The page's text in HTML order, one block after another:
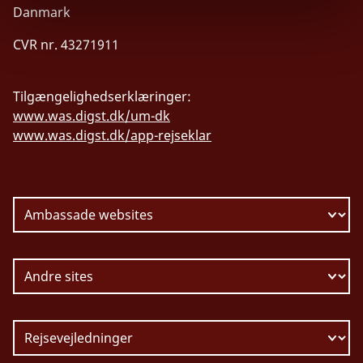
Danmark
CVR nr. 43271911
Tilgængelighedserklæringer:
www.was.digst.dk/um-dk
www.was.digst.dk/app-rejseklar